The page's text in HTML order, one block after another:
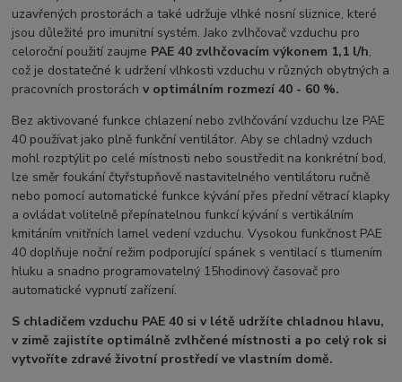
uzavřených prostorách a také udržuje vlhké nosní sliznice, které
jsou důležité pro imunitní systém. Jako zvlhčovač vzduchu pro
celoroční použití zaujme PAE 40 zvlhčovacím výkonem 1,1 l/h,
což je dostatečné k udržení vlhkosti vzduchu v různých obytných a
pracovních prostorách v optimálním rozmezí 40 - 60 %.
Bez aktivované funkce chlazení nebo zvlhčování vzduchu lze PAE
40 používat jako plně funkční ventilátor. Aby se chladný vzduch
mohl rozptýlit po celé místnosti nebo soustředit na konkrétní bod,
lze směr foukání čtyřstupňově nastavitelného ventilátoru ručně
nebo pomocí automatické funkce kývání přes přední větrací klapky
a ovládat volitelně přepínatelnou funkcí kývání s vertikálním
kmitáním vnitřních lamel vedení vzduchu. Vysokou funkčnost PAE
40 doplňuje noční režim podporující spánek s ventilací s tlumením
hluku a snadno programovatelný 15hodinový časovač pro
automatické vypnutí zařízení.
S chladičem vzduchu PAE 40 si v létě udržíte chladnou hlavu,
v zimě zajistíte optimálně zvlhčené místnosti a po celý rok si
vytvoříte zdravé životní prostředí ve vlastním domě.